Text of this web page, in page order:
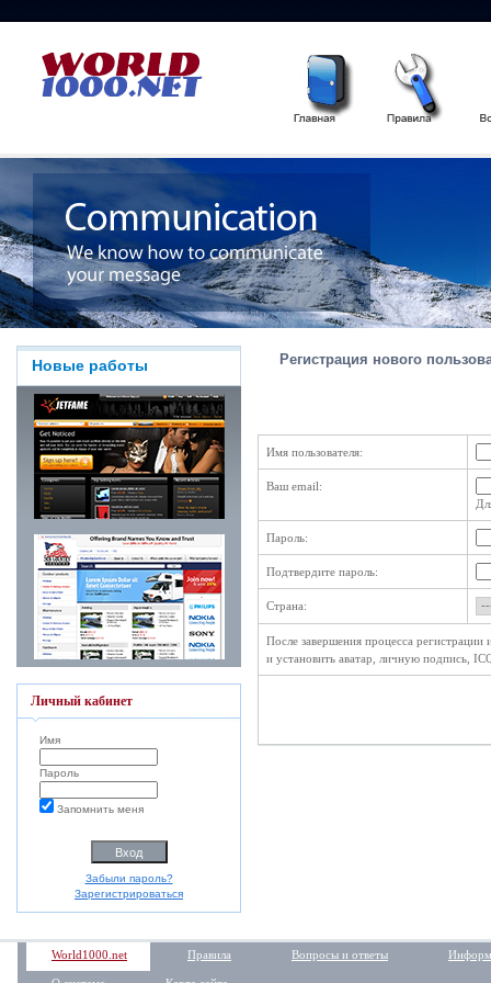
Новые работы
Личный кабинет
Имя
Пароль
Запомнить меня
Забыли пароль?
Зарегистрироваться
Регистрация нового
Имя пользователя:
Ваш email:
Пароль:
Подтвердите пароль:
Страна:
После завершения процесса
и установить аватар, личную подпись,
World1000.net Правила Вопросы и ответы